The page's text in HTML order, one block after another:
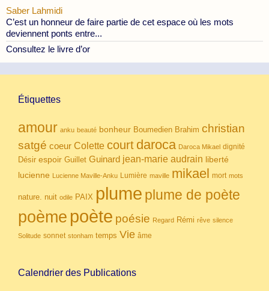
Saber Lahmidi
C’est un honneur de faire partie de cet espace où les mots
deviennent ponts entre...
Consultez le livre d’or
Étiquettes
amour anku beauté bonheur Boumedien Brahim christian
satgé coeur Colette court daroca Daroca Mikael dignité
Désir espoir Guillet Guinard jean-marie audrain liberté
lucienne Lucienne Maville-Anku Lumière maville mikael mort mots
nature. nuit odile PAIX plume plume de poète
poème poète poésie Regard Rémi rêve silence
Solitude sonnet stonham temps Vie âme
Calendrier des Publications